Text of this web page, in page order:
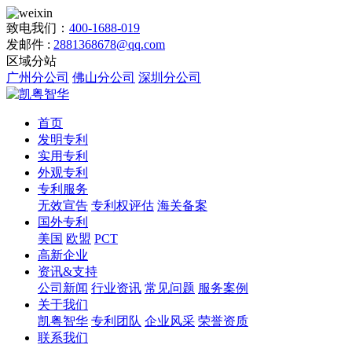
致电我们： 400-1688-019
发邮件 : 2881368678@qq.com
区域分站
广州分公司 佛山分公司 深圳分公司
首页
发明专利
实用专利
外观专利
专利服务
无效宣告 专利权评估 海关备案
国外专利
美国 欧盟 PCT
高新企业
资讯&支持
公司新闻 行业资讯 常见问题 服务案例
关于我们
凯粤智华 专利团队 企业风采 荣誉资质
联系我们